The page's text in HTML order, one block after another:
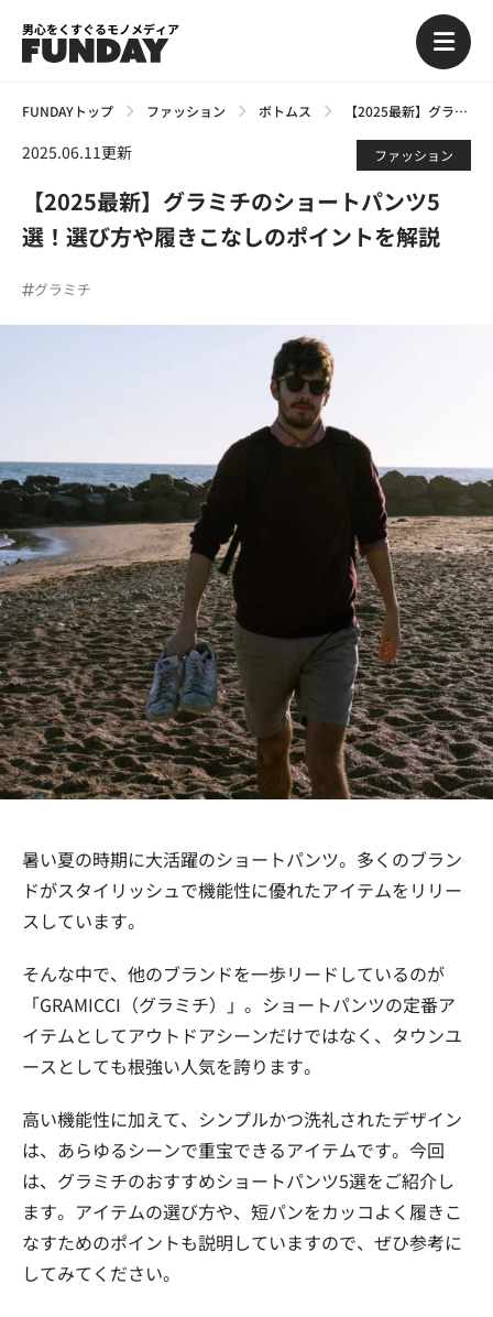
男心をくすぐるモノメディア
FUNDAYトップ ファッション ボトムス 【2025最新】グラミチのショートパンツ5選！選び方や履きこなしのポイントを解説
2025.06.11更新 ファッション
【2025最新】グラミチのショートパンツ5
選！選び方や履きこなしのポイントを解説
グラミチ
暑い夏の時期に大活躍のショートパンツ。多くのブラン
ドがスタイリッシュで機能性に優れたアイテムをリリー
スしています。
そんな中で、他のブランドを一歩リードしているのが
「GRAMICCI（グラミチ）」。ショートパンツの定番ア
イテムとしてアウトドアシーンだけではなく、タウンユ
ースとしても根強い人気を誇ります。
高い機能性に加えて、シンプルかつ洗礼されたデザイン
は、あらゆるシーンで重宝できるアイテムです。今回
は、グラミチのおすすめショートパンツ5選をご紹介し
ます。アイテムの選び方や、短パンをカッコよく履きこ
なすためのポイントも説明していますので、ぜひ参考に
してみてください。